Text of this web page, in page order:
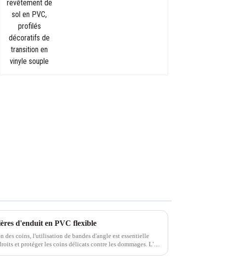
d'enduit en PVC flexible
des coins, l'utilisation de bandes d'angle est essentielle
et protéger les coins délicats contre les dommages. L'un